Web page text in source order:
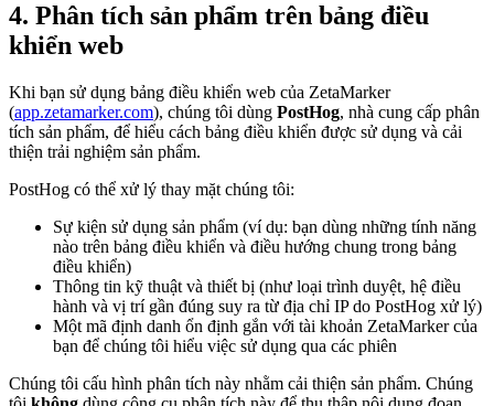
4. Phân tích sản phẩm trên bảng điều
khiển web
Khi bạn sử dụng bảng điều khiển web của ZetaMarker
(app.zetamarker.com), chúng tôi dùng PostHog, nhà cung cấp phân
tích sản phẩm, để hiểu cách bảng điều khiển được sử dụng và cải
thiện trải nghiệm sản phẩm.
PostHog có thể xử lý thay mặt chúng tôi:
Sự kiện sử dụng sản phẩm (ví dụ: bạn dùng những tính năng
nào trên bảng điều khiển và điều hướng chung trong bảng
điều khiển)
Thông tin kỹ thuật và thiết bị (như loại trình duyệt, hệ điều
hành và vị trí gần đúng suy ra từ địa chỉ IP do PostHog xử lý)
Một mã định danh ổn định gắn với tài khoản ZetaMarker của
bạn để chúng tôi hiểu việc sử dụng qua các phiên
Chúng tôi cấu hình phân tích này nhằm cải thiện sản phẩm. Chúng